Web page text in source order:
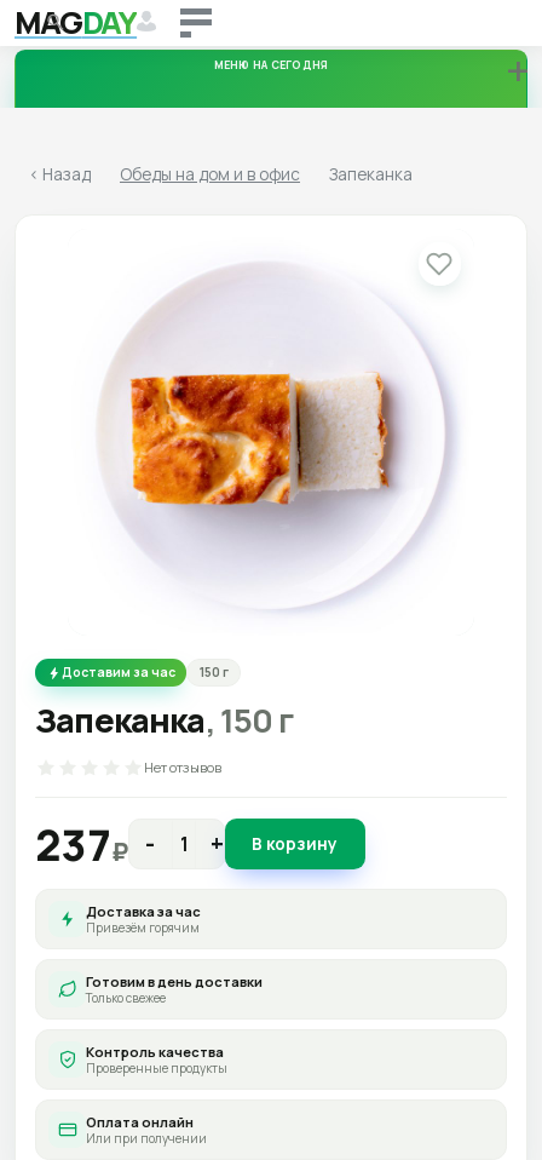
MAGDAY
МЕНЮ НА СЕГОДНЯ +
< Назад Обеды на дом и в офис Запеканка
Доставим за час 150 г
Запеканка,150 г
Нет отзывов
237₽ - + В корзину
Доставка за час
Привезём горячим
Готовим в день доставки
Только свежее
Контроль качества
Проверенные продукты
Оплата онлайн
Или при получении